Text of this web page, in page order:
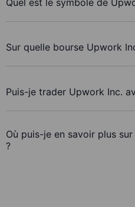
Sur quelle bourse Upwork
Puis-je trader Upwork Inc.
Où puis-je en savoir plus
?